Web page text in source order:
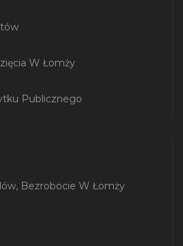
W Łomży
Publicznego
Bezrobocie W Łomży